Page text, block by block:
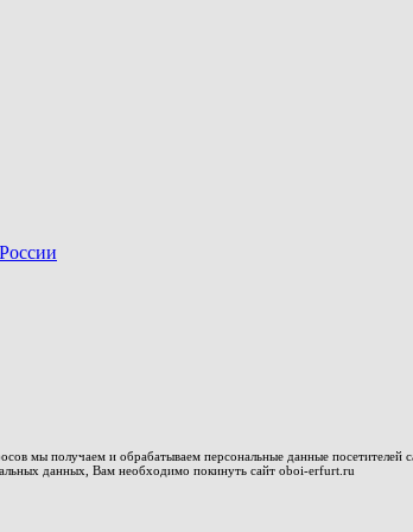
мы получаем и обрабатываем персональные данные
данных, Вам необходимо покинуть сайт oboi-erfurt.ru